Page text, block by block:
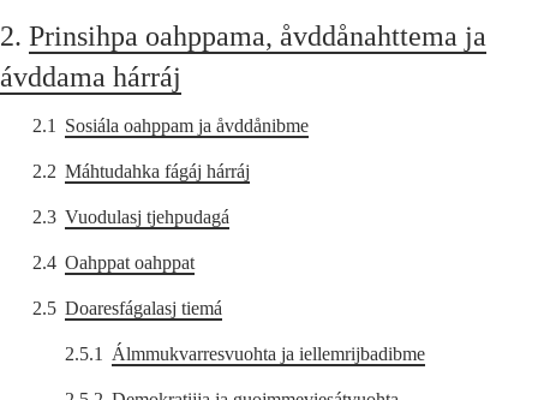
2. Prinsihpa oahppama, åvddånahttema ja
ávddama hárráj
2.1 Sosiála oahppam ja åvddånibme
2.2 Máhtudahka fágáj hárráj
2.3 Vuodulasj tjehpudagá
2.4 Oahppat oahppat
2.5 Doaresfágalasj tiemá
2.5.1 Álmmukvarresvuohta ja iellemrijbadibme